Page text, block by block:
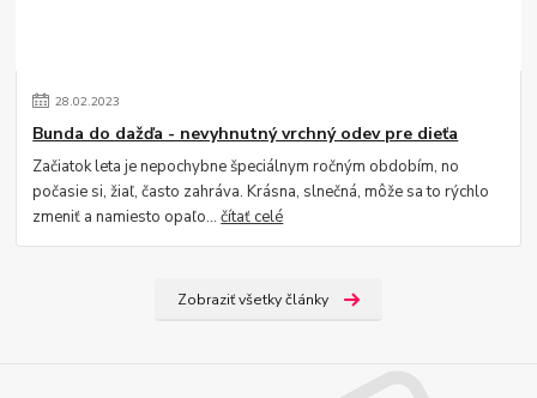
28.02.2023
Bunda do dažďa - nevyhnutný vrchný odev pre dieťa
Začiatok leta je nepochybne špeciálnym ročným obdobím, no
počasie si, žiaľ, často zahráva. Krásna, slnečná, môže sa to rýchlo
zmeniť a namiesto opaľo...čítať celé
Zobraziť všetky články